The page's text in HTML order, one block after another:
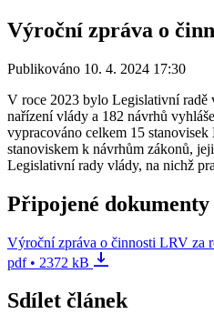
Výroční zpráva o
Publikováno 10. 4. 2024 17:30
V roce 2023 bylo Legislativní radě
nařízení vlády a 182 návrhů
vypracováno celkem 15
stanoviskem k návrhům zákonů,
Legislativní rady vlády, na nichž
Připojené dokumenty
Výroční zpráva o činnosti LRV za
pdf • 2372 kB
Sdílet článek